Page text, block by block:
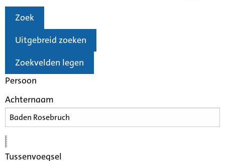
Zoek
Uitgebreid zoeken
Zoekvelden legen
Persoon
Achternaam
Tussenvoegsel